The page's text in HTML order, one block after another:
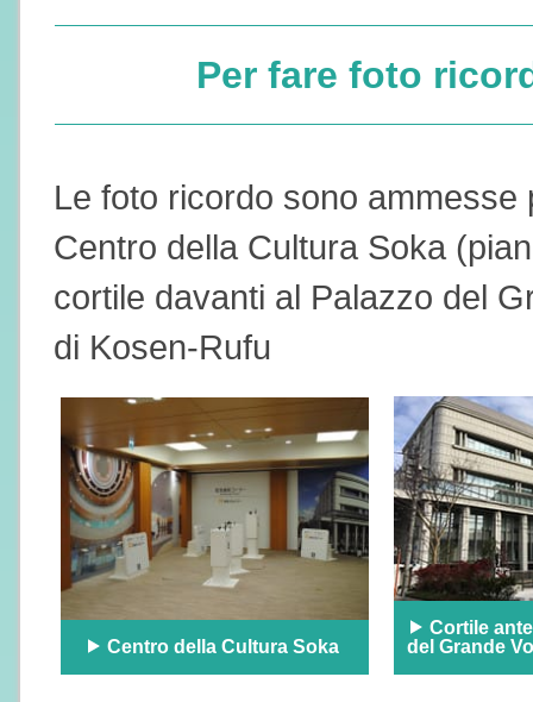
Per fare foto
Le foto ricordo sono ammesse
Centro della Cultura Soka
cortile davanti al Palazzo del
di Kosen-Rufu
Centro della Cultura Soka
Cortile
del Grande